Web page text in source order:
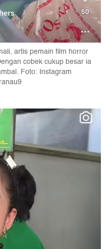
artis pemain film horror
cobek cukup besar ia
Foto: Instagram